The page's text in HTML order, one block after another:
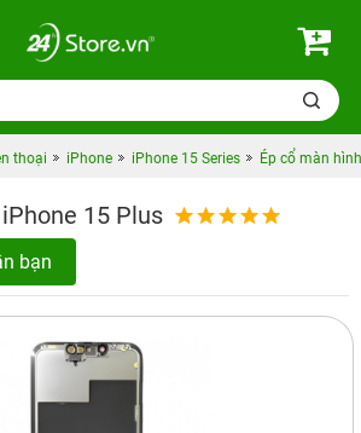
thoại iPhone iPhone 15 Series Ép cổ màn
15 Plus
bạn